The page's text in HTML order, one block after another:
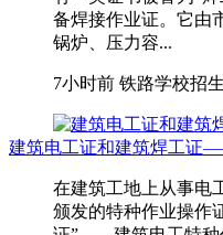
备焊接作业证。它由
锅炉、压力容...
7小时前 铁路学校招生
建筑电工证和建筑焊工证
在建筑工地上从事电
颁发的特种作业操作